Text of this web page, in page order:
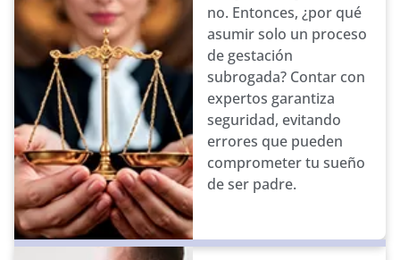
no. Entonces, ¿por qué
asumir solo un proceso
de gestación
subrogada? Contar con
expertos garantiza
seguridad, evitando
errores que pueden
comprometer tu sueño
de ser padre.